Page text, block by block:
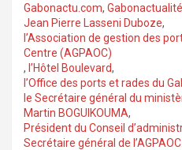
Gabonactu.com, Gabonactualité
Jean Pierre Lasseni Duboze,
l’Association de gestion des
Centre (AGPAOC)
, l’Hôtel Boulevard,
l’Office des ports et rades du
le Secrétaire général du
Martin BOGUIKOUMA,
Président du Conseil
Secrétaire général de l’AGPAOC